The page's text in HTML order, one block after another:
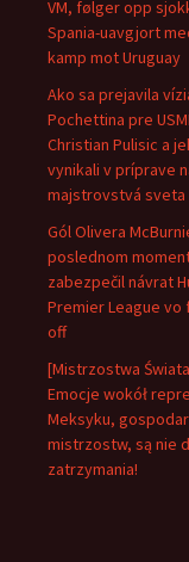
VM, følger opp
Spania-uavgjort
kamp mot Uruguay
Ako sa prejavila
Pochettina pre
Christian Pulisic a
vynikali v príprave
majstrovstvá sveta
Gól Olivera
poslednom
zabezpečil návrat
Premier League vo
off
[Mistrzostwa
Emocje wokół
Meksyku,
mistrzostw, są nie
zatrzymania!